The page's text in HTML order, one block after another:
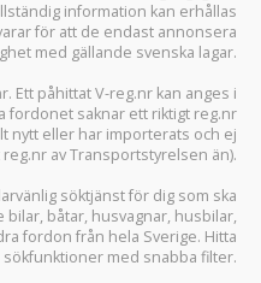
information kan erhållas
för att de endast annonsera
med gällande svenska lagar.
Ett påhittat V-reg.nr kan anges i
fordonet saknar ett riktigt reg.nr
nytt eller har importerats och ej
av Transportstyrelsen än).
söktjänst för dig som ska
bilar, båtar, husvagnar, husbilar,
fordon från hela Sverige. Hitta
med snabba filter.